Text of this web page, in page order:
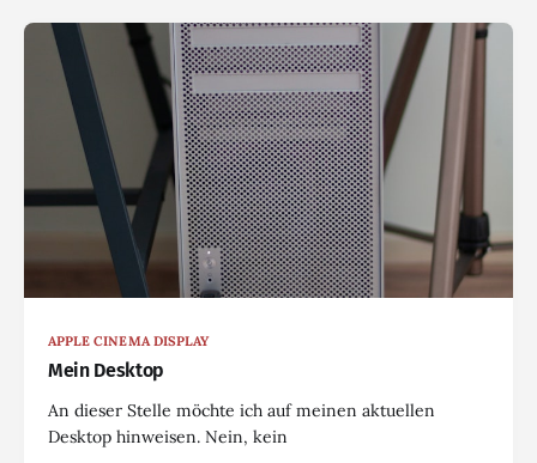
APPLE CINEMA DISPLAY
Mein Desktop
An dieser Stelle möchte ich auf meinen aktuellen
Desktop hinweisen. Nein, kein